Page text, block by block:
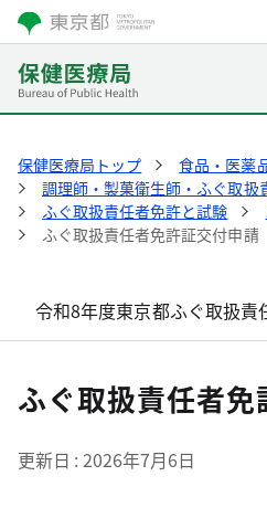
保健医療局トップ 食品・医薬
調理師・製菓衛生師・ふぐ取扱
ふぐ取扱責任者免許と試験
ふぐ取扱責任者免許証交付申請
令和8年度東京都ふぐ取扱責
ふぐ取扱責任者
更新日 2026年7月6日